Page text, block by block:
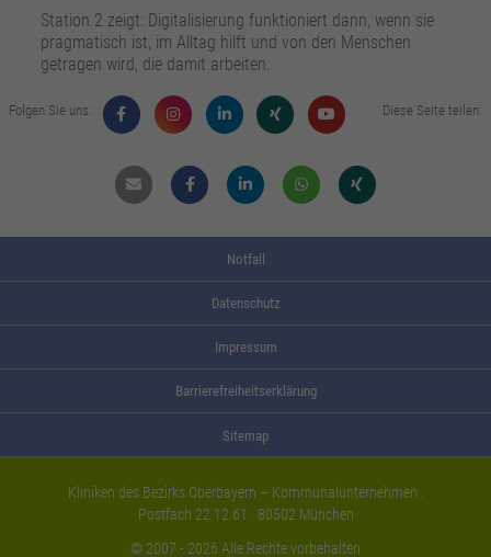
Station 2 zeigt: Digitalisierung funktioniert dann, wenn sie
pragmatisch ist, im Alltag hilft und von den Menschen
getragen wird, die damit arbeiten.
Folgen Sie uns: Diese Seite teilen:
Mail FacebookLinkdin WhatsappXing
Notfall
Datenschutz
Impressum
Barrierefreiheitserklärung
Sitemap
Kliniken des Bezirks Oberbayern – Kommunalunternehmen .
Postfach 22 12 61 . 80502 München
© 2007 - 2026 Alle Rechte vorbehalten